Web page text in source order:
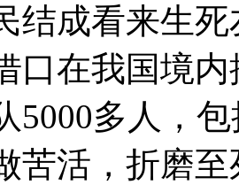
结成看来生
口在我国境
5000多人，
苦活，折磨